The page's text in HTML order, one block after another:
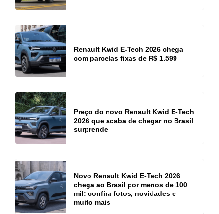
Renault Kwid E-Tech 2026 chega
com parcelas fixas de R$ 1.599
Preço do novo Renault Kwid E-Tech
2026 que acaba de chegar no Brasil
surprende
Novo Renault Kwid E-Tech 2026
chega ao Brasil por menos de 100
mil: confira fotos, novidades e
muito mais